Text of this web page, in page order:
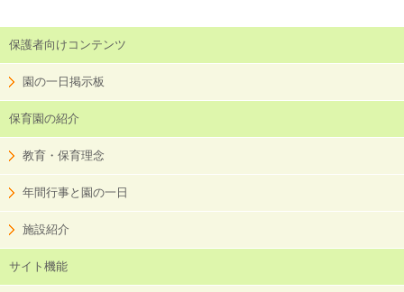
保護者向けコンテンツ
園の一日掲示板
保育園の紹介
教育・保育理念
年間行事と園の一日
施設紹介
サイト機能